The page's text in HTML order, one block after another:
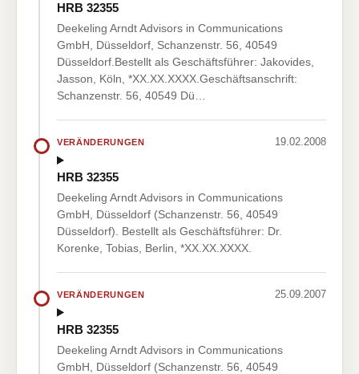
HRB 32355
Deekeling Arndt Advisors in Communications
GmbH, Düsseldorf, Schanzenstr. 56, 40549
Düsseldorf.Bestellt als Geschäftsführer: Jakovides,
Jasson, Köln, *XX.XX.XXXX.Geschäftsanschrift:
Schanzenstr. 56, 40549 Dü…
VERÄNDERUNGEN 19.02.2008
HRB 32355
Deekeling Arndt Advisors in Communications
GmbH, Düsseldorf (Schanzenstr. 56, 40549
Düsseldorf). Bestellt als Geschäftsführer: Dr.
Korenke, Tobias, Berlin, *XX.XX.XXXX.
VERÄNDERUNGEN 25.09.2007
HRB 32355
Deekeling Arndt Advisors in Communications
GmbH, Düsseldorf (Schanzenstr. 56, 40549